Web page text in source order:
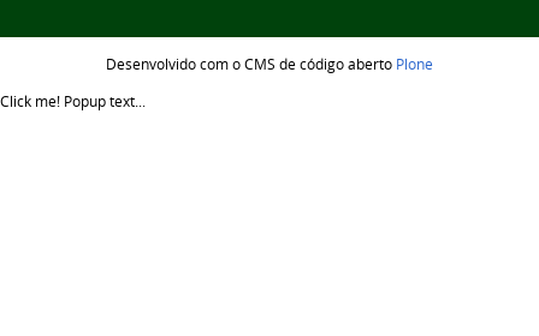
Desenvolvido com o CMS de código aberto Plone
Click me! Popup text...